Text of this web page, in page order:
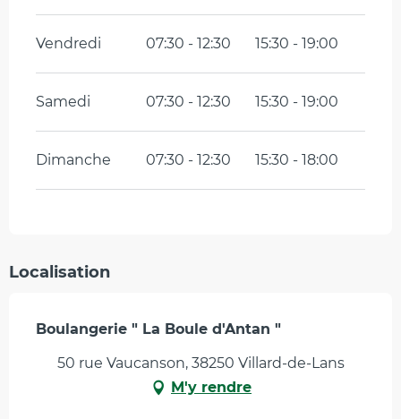
Vendredi 07:30 - 12:30 15:30 - 19:00
Samedi 07:30 - 12:30 15:30 - 19:00
Dimanche 07:30 - 12:30 15:30 - 18:00
Localisation
Boulangerie " La Boule d'Antan "
50 rue Vaucanson, 38250 Villard-de-Lans
M'y rendre